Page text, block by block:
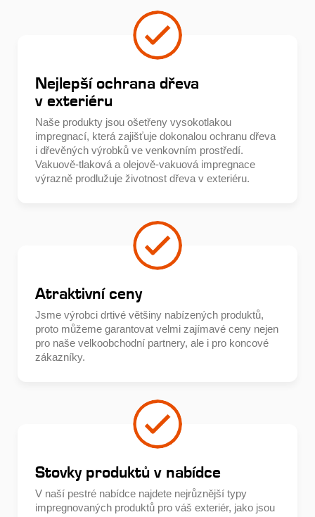
Nejlepší ochrana dřeva
v exteriéru
Naše produkty jsou ošetřeny vysokotlakou
impregnací, která zajišťuje dokonalou ochranu dřeva
i dřevěných výrobků ve venkovním prostředí.
Vakuově-tlaková a olejově-vakuová impregnace
výrazně prodlužuje životnost dřeva v exteriéru.
Atraktivní ceny
Jsme výrobci drtivé většiny nabízených produktů,
proto můžeme garantovat velmi zajímavé ceny nejen
pro naše velkoobchodní partnery, ale i pro koncové
zákazníky.
Stovky produktů v nabídce
V naší pestré nabídce najdete nejrůznější typy
impregnovaných produktů pro váš exteriér, jako jsou